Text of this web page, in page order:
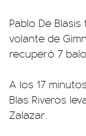
Pablo De
volante de
recuperó 7
A los 17
Blas Riveros
Zalazar.